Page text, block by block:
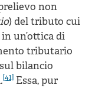
non
) del tributo cui
un’ottica di
tributario
bilancio
[41] Essa, pur